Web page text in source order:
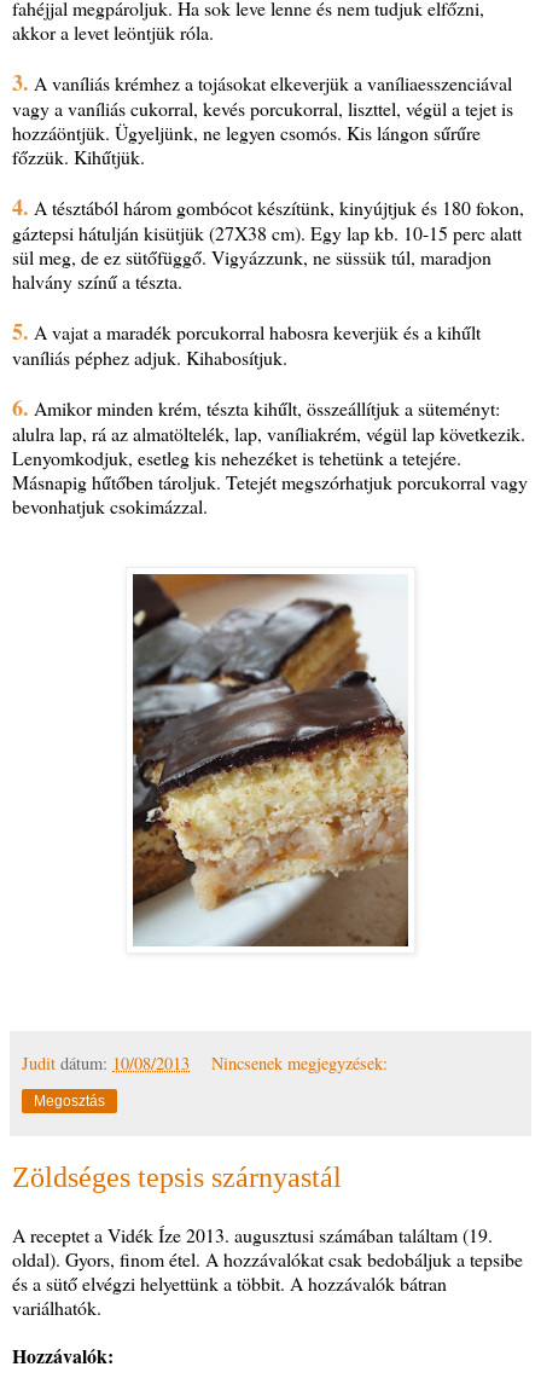
fahéjjal megpároljuk. Ha sok leve lenne és nem tudjuk elfőzni,
akkor a levet leöntjük róla.
3. A vaníliás krémhez a tojásokat elkeverjük a vaníliaesszenciával
vagy a vaníliás cukorral, kevés porcukorral, liszttel, végül a tejet is
hozzáöntjük. Ügyeljünk, ne legyen csomós. Kis lángon sűrűre
főzzük. Kihűtjük.
4. A tésztából három gombócot készítünk, kinyújtjuk és 180 fokon,
gáztepsi hátulján kisütjük (27X38 cm). Egy lap kb. 10-15 perc alatt
sül meg, de ez sütőfüggő. Vigyázzunk, ne süssük túl, maradjon
halvány színű a tészta.
5. A vajat a maradék porcukorral habosra keverjük és a kihűlt
vaníliás péphez adjuk. Kihabosítjuk.
6. Amikor minden krém, tészta kihűlt, összeállítjuk a süteményt:
alulra lap, rá az almatöltelék, lap, vaníliakrém, végül lap következik.
Lenyomkodjuk, esetleg kis nehezéket is tehetünk a tetejére.
Másnapig hűtőben tároljuk. Tetejét megszórhatjuk porcukorral vagy
bevonhatjuk csokimázzal.
Judit dátum: 10/08/2013 Nincsenek megjegyzések:
Megosztás
Zöldséges tepsis szárnyastál
A receptet a Vidék Íze 2013. augusztusi számában találtam (19.
oldal). Gyors, finom étel. A hozzávalókat csak bedobáljuk a tepsibe
és a sütő elvégzi helyettünk a többit. A hozzávalók bátran
variálhatók.
Hozzávalók: